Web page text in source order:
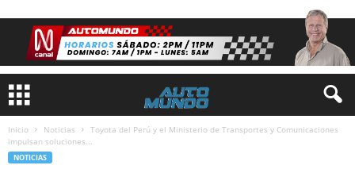
Inicio Noticias
Toyota del Perú y el Ministerio de Transportes y Comunicaciones
impulsan soluciones...
NOTICIAS